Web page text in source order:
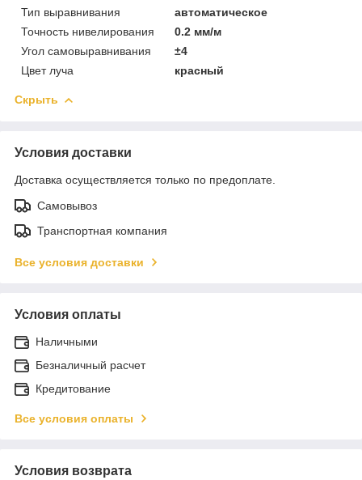
Тип выравнивания
автоматическое
Точность нивелирования
0.2 мм/м
Угол самовыравнивания
±4
Цвет луча
красный
Скрыть
Условия доставки
Доставка осуществляется только по предоплате.
Самовывоз
Транспортная компания
Все условия доставки
Условия оплаты
Наличными
Безналичный расчет
Кредитование
Все условия оплаты
Условия возврата